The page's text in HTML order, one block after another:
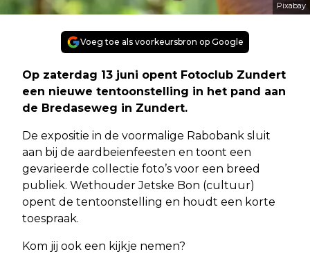
Pixabay
Voeg toe als voorkeursbron op Google
Op zaterdag 13 juni opent Fotoclub Zundert
een nieuwe tentoonstelling in het pand aan
de Bredaseweg in Zundert.
De expositie in de voormalige Rabobank sluit
aan bij de aardbeienfeesten en toont een
gevarieerde collectie foto’s voor een breed
publiek. Wethouder Jetske Bon (cultuur)
opent de tentoonstelling en houdt een korte
toespraak.
Kom jij ook een kijkje nemen?